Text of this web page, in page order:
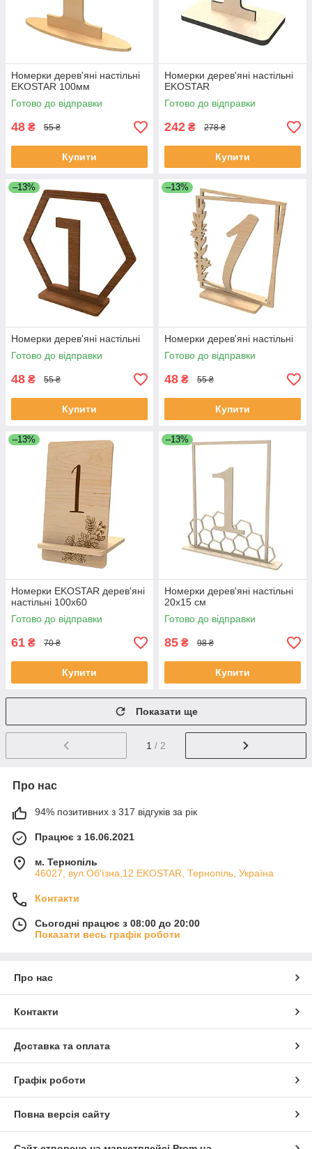
Номерки дерев'яні настільні
EKOSTAR 100мм
Готово до відправки
48 ₴ 55 ₴
Купити
Номерки дерев'яні настільні
EKOSTAR
Готово до відправки
242 ₴ 278 ₴
Купити
–13%
Номерки дерев'яні настільні
Готово до відправки
48 ₴ 55 ₴
Купити
–13%
Номерки дерев'яні настільні
Готово до відправки
48 ₴ 55 ₴
Купити
–13%
Номерки EKOSTAR дерев'яні
настільні 100х60
Готово до відправки
61 ₴ 70 ₴
Купити
–13%
Номерки дерев'яні настільні
20х15 см
Готово до відправки
85 ₴ 98 ₴
Купити
Показати ще
1 / 2
Про нас
94% позитивних з 317 відгуків за рік
Працює з 16.06.2021
м. Тернопіль
46027, вул.Об'їзна,12 EKOSTAR, Тернопіль, Україна
Контакти
Сьогодні працює з 08:00 до 20:00
Показати весь графік роботи
Про нас
Контакти
Доставка та оплата
Графік роботи
Повна версія сайту